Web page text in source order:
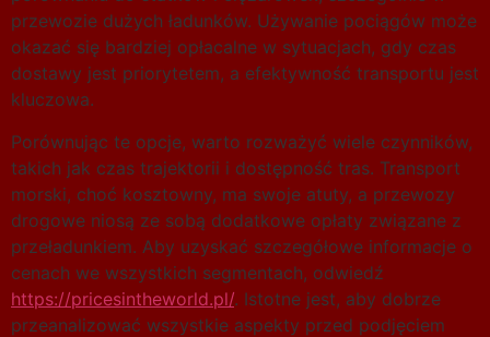
przewozie dużych ładunków. Używanie pociągów może
okazać się bardziej opłacalne w sytuacjach, gdy czas
dostawy jest priorytetem, a efektywność transportu jest
kluczowa.
Porównując te opcje, warto rozważyć wiele czynników,
takich jak czas trajektorii i dostępność tras. Transport
morski, choć kosztowny, ma swoje atuty, a przewozy
drogowe niosą ze sobą dodatkowe opłaty związane z
przeładunkiem. Aby uzyskać szczegółowe informacje o
cenach we wszystkich segmentach, odwiedź
https://pricesintheworld.pl/. Istotne jest, aby dobrze
przeanalizować wszystkie aspekty przed podjęciem